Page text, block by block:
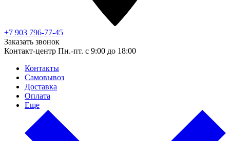
+7 903 796-77-45
Заказать звонок
Контакт-центр Пн.-пт. с 9:00 до 18:00
Контакты
Самовывоз
Доставка
Оплата
Еще